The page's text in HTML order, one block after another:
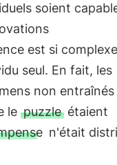
soient
est si complexe
seul. En fait, les
non
le puzzleétaient
n'était